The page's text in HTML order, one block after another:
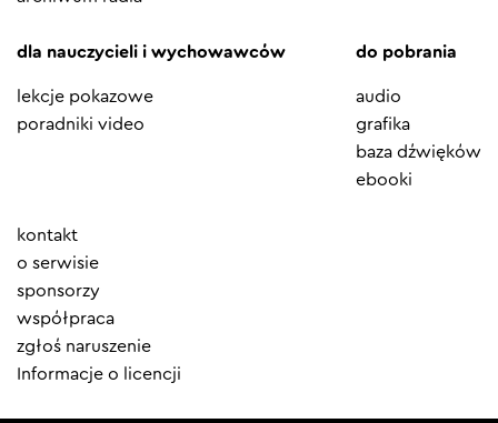
dla nauczycieli i wychowawców
lekcje pokazowe
poradniki video
do pobrania
audio
grafika
baza dźwięków
ebooki
Element
menu
kontakt
o serwisie
sponsorzy
współpraca
zgłoś naruszenie
Informacje o licencji